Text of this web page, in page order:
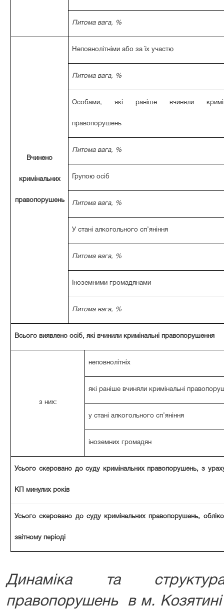
Питома вага, %
Вчинено
кримінальних
правопорушень
Неповнолітніми або за їх участю
Питома вага, %
Особами, які раніше вчиняли
правопорушень
Питома вага, %
Групою осіб
Питома вага, %
У стані алкогольного сп’яніння
Питома вага, %
Іноземними громадянами
Питома вага, %
Всього виявлено осіб, які вчинили кримінальні правопорушення
з них:
неповнолітніх
які раніше вчиняли кримінальні
у стані алкогольного сп’яніння
іноземних громадян
Усього скеровано до суду кримінальних правопорушень, з
КП минулих років
Усього скеровано до суду кримінальних правопорушень,
звітному періоді
Динаміка та
правопорушень в м.